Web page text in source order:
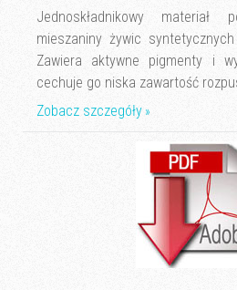
Jednoskładnikowy materiał
mieszaniny żywic
Zawiera aktywne pigmenty i
cechuje go niska zawartość
Zobacz szczegóły